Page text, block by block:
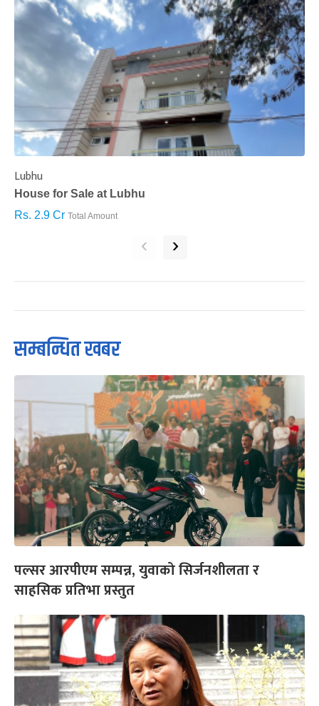
Lubhu
House for Sale at Lubhu
Rs. 2.9 Cr Total Amount
‹ ›
सम्बन्धित खबर
पल्सर आरपीएम सम्पन्न, युवाको सिर्जनशीलता र
साहसिक प्रतिभा प्रस्तुत